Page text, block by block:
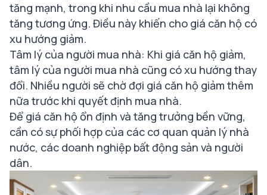
tăng mạnh, trong khi nhu cầu mua nhà lại không
tăng tương ứng. Điều này khiến cho giá căn hộ có
xu hướng giảm.
Tâm lý của người mua nhà: Khi giá căn hộ giảm,
tâm lý của người mua nhà cũng có xu hướng thay
đổi. Nhiều người sẽ chờ đợi giá căn hộ giảm thêm
nữa trước khi quyết định mua nhà.
Để giá căn hộ ổn định và tăng trưởng bền vững,
cần có sự phối hợp của các cơ quan quản lý nhà
nước, các doanh nghiệp bất động sản và người
dân.